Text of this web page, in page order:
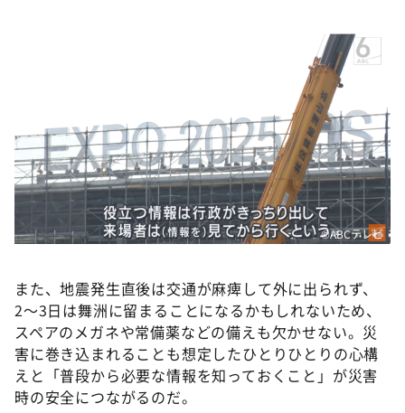
©ABCテレビ
また、地震発生直後は交通が麻痺して外に出られず、
2〜3日は舞洲に留まることになるかもしれないため、
スペアのメガネや常備薬などの備えも欠かせない。災
害に巻き込まれることも想定したひとりひとりの心構
えと「普段から必要な情報を知っておくこと」が災害
時の安全につながるのだ。